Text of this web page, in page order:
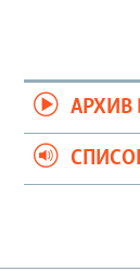
АРХИВ